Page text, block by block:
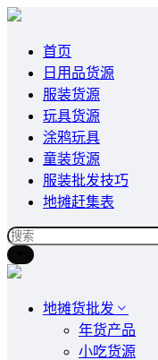
首页
日用品货源
服装货源
玩具货源
涂鸦玩具
童装货源
服装批发技巧
地摊赶集表
地摊货批发
年货产品
小吃货源